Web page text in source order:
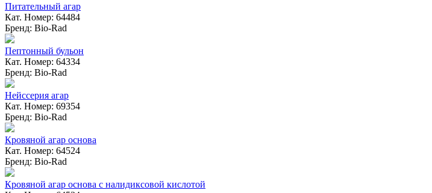
Питательный агар
Кат. Номер: 64484
Бренд: Bio-Rad
Пептонный бульон
Кат. Номер: 64334
Бренд: Bio-Rad
Нейссерия агар
Кат. Номер: 69354
Бренд: Bio-Rad
Кровяной агар основа
Кат. Номер: 64524
Бренд: Bio-Rad
Кровяной агар основа с налидиксовой кислотой